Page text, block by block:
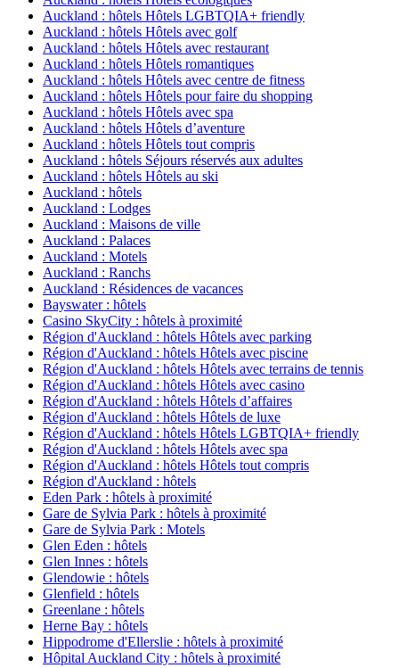
Auckland : hôtels Hôtels LGBTQIA+ friendly
Auckland : hôtels Hôtels avec golf
Auckland : hôtels Hôtels avec restaurant
Auckland : hôtels Hôtels romantiques
Auckland : hôtels Hôtels avec centre de fitness
Auckland : hôtels Hôtels pour faire du shopping
Auckland : hôtels Hôtels avec spa
Auckland : hôtels Hôtels d’aventure
Auckland : hôtels Hôtels tout compris
Auckland : hôtels Séjours réservés aux adultes
Auckland : hôtels Hôtels au ski
Auckland : hôtels
Auckland : Lodges
Auckland : Maisons de ville
Auckland : Palaces
Auckland : Motels
Auckland : Ranchs
Auckland : Résidences de vacances
Bayswater : hôtels
Casino SkyCity : hôtels à proximité
Région d'Auckland : hôtels Hôtels avec parking
Région d'Auckland : hôtels Hôtels avec piscine
Région d'Auckland : hôtels Hôtels avec terrains de tennis
Région d'Auckland : hôtels Hôtels avec casino
Région d'Auckland : hôtels Hôtels d’affaires
Région d'Auckland : hôtels Hôtels de luxe
Région d'Auckland : hôtels Hôtels LGBTQIA+ friendly
Région d'Auckland : hôtels Hôtels avec spa
Région d'Auckland : hôtels Hôtels tout compris
Région d'Auckland : hôtels
Eden Park : hôtels à proximité
Gare de Sylvia Park : hôtels à proximité
Gare de Sylvia Park : Motels
Glen Eden : hôtels
Glen Innes : hôtels
Glendowie : hôtels
Glenfield : hôtels
Greenlane : hôtels
Herne Bay : hôtels
Hippodrome d'Ellerslie : hôtels à proximité
Hôpital Auckland City : hôtels à proximité